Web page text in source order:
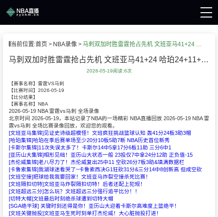
播
播
当前位置:首页 NBA录像 马刺双加时胜雷霆抢占先机 文班亚马41+24 哈珀24+11+6+7断
马刺双加时胜雷霆抢占先机 文班亚马41+24 哈珀24+11+6+7断
2026-05-19阅读:6次
【赛事名称】 雷霆VS马刺
【比赛时间】 2026-05-19
【比分结果】
【赛事名称】 NBA
2026-05-19 NBA 雷霆vs马刺 全场录像
北京时间 2026-05-19，本站记录了NBA的一场精彩 NBA直播回放 2026-05-19 NBA 雷
霆vs马刺 全场比赛录像回放，欢迎您的观看。
[文班亚马集锦]见证史诗级超模怪！文班疯狂挑战篮球认知 轰41分24板3助3帽
[哈珀集锦]哈珀在季后赛单场至少20分10板5助7断 NBA历史首位新秀
[卡斯尔集锦]11次失误太多了！卡斯尔14中5拿17分6板11助 三分6中1
[亚历山大集锦]相形见绌！亚历山大状态一般 23投仅7中拿24分12助 正负值-15
[杰伦威集锦]老八尽力了！杰伦威复出25中11 空砍26分7板3助&填满数据栏
[卡鲁索集锦]我湖球迷看哭了~卡鲁索西决G1狂砍31分&三分14中8创新高 但成空砍
[文班空接]把球给我我要回家！文班亚马炸裂空接杀死比赛！
[文班隔扣切特]文班亚马炸裂隔扣切特！后者还配上犯规！
[文班超远三分]怎么玩？文班超远三分强行追平比分！！
[切特大帽]文班最后时刻绝杀球遭到切特大帽
[SGA绝平球] 关键时刻还得是你！亚历山大迎着卡斯尔高难度上篮绝平！
[文班关键抛投]文班亚马生死时刻单打杰伦威！大心脏抛投打进！